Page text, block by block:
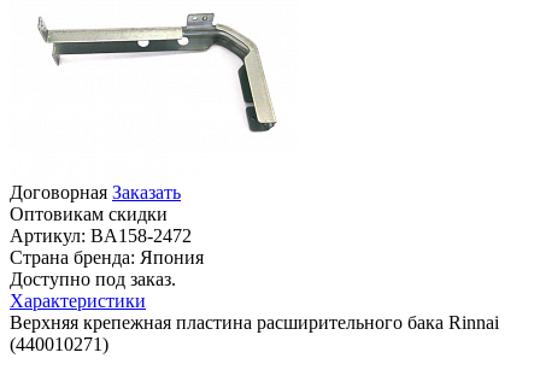
Договорная Заказать
Оптовикам скидки
Артикул: BA158-2472
Страна бренда: Япония
Доступно под заказ.
Характеристики
Верхняя крепежная пластина расширительного бака Rinnai
(440010271)